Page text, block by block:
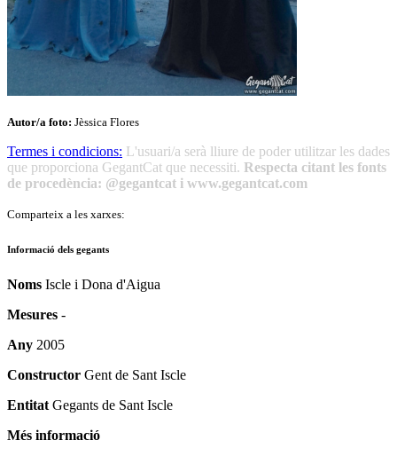
Autor/a foto: Jèssica Flores
Termes i condicions: L'usuari/a serà lliure de poder utilitzar les dades
que proporciona GegantCat que necessiti. Respecta citant les fonts
de procedència: @gegantcat i www.gegantcat.com
Comparteix a les xarxes:
Informació dels gegants
Noms Iscle i Dona d'Aigua
Mesures -
Any 2005
Constructor Gent de Sant Iscle
Entitat Gegants de Sant Iscle
Més informació